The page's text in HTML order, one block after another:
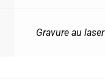
Gravure au laser